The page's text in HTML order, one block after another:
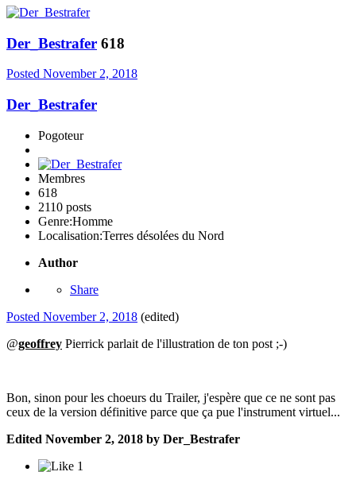
Der_Bestrafer 618
Posted November 2, 2018
Der_Bestrafer
Pogoteur
Membres
618
2110 posts
Genre:Homme
Localisation:Terres désolées du Nord
Author
Share
Posted November 2, 2018 (edited)
@geoffrey Pierrick parlait de l'illustration de ton post ;-)
Bon, sinon pour les choeurs du Trailer, j'espère que ce ne sont pas
ceux de la version définitive parce que ça pue l'instrument virtuel...
Edited November 2, 2018 by Der_Bestrafer
1